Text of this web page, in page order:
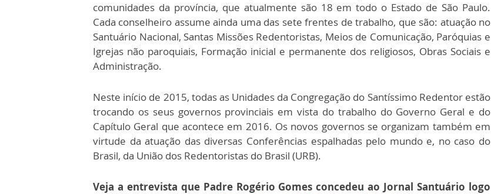
comunidades da província, que atualmente são 18 em todo o Estado de São Paulo.
Cada conselheiro assume ainda uma das sete frentes de trabalho, que são: atuação no
Santuário Nacional, Santas Missões Redentoristas, Meios de Comunicação, Paróquias e
Igrejas não paroquiais, Formação inicial e permanente dos religiosos, Obras Sociais e
Administração.
Neste início de 2015, todas as Unidades da Congregação do Santíssimo Redentor estão
trocando os seus governos provinciais em vista do trabalho do Governo Geral e do
Capítulo Geral que acontece em 2016. Os novos governos se organizam também em
virtude da atuação das diversas Conferências espalhadas pelo mundo e, no caso do
Brasil, da União dos Redentoristas do Brasil (URB).
Veja a entrevista que Padre Rogério Gomes concedeu ao Jornal Santuário logo